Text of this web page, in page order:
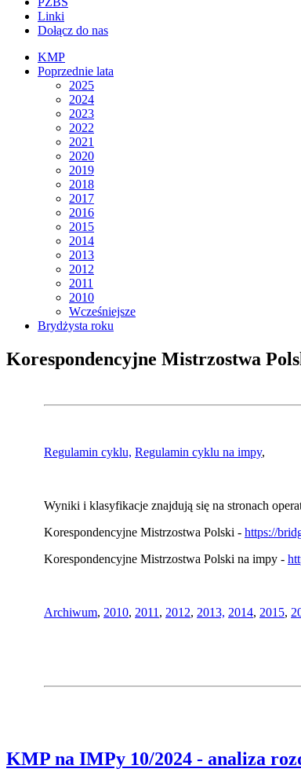
Linki
Dołącz do nas
KMP
Poprzednie lata
2025
2024
2023
2022
2021
2020
2019
2018
2017
2016
2015
2014
2013
2012
2011
2010
Wcześniejsze
Brydżysta roku
Korespondencyjne Mistrzostwa
Regulamin cyklu, Regulamin cyklu na impy,
Wyniki i klasyfikacje znajdują się na stronach
Korespondencyjne Mistrzostwa Polski - https://
Korespondencyjne Mistrzostwa Polski na impy -
Archiwum, 2010, 2011 , 2012, 2013, 2014, 2015,
KMP na IMPy 10/2024 - analiza